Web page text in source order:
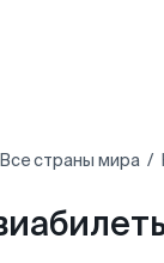
Все страны мира